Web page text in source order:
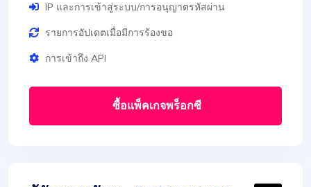
IP และการเข้าสู่ระบบ/การอนุญาตรหัสผ่าน
รายการอัปเดตเมื่อมีการร้องขอ
การเข้าถึง API
ซื้อแพ็คเกจพร็อกซี